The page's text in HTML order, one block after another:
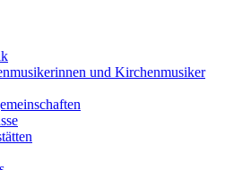
und Kirchenmusiker